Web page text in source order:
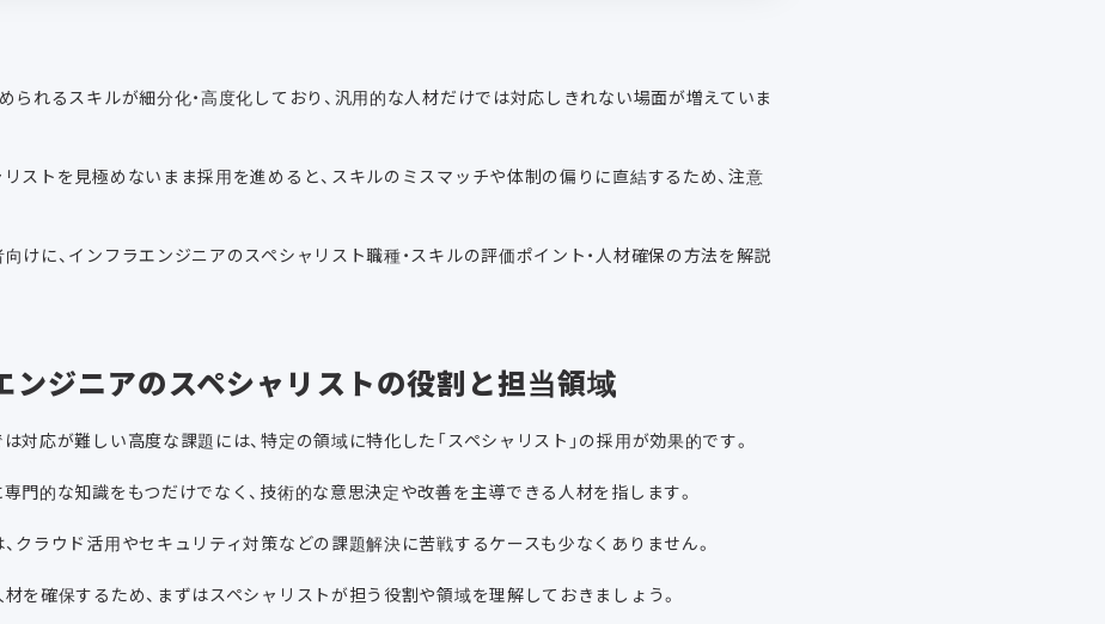
られるスキルが細分化・高度化しており、汎用的な人材だけでは対応しきれない場面が増えていま
ストを見極めないまま採用を進めると、スキルのミスマッチや体制の偏りに直結するため、注意
けに、インフラエンジニアのスペシャリスト職種・スキルの評価ポイント・人材確保の方法を解説
ンジニアのスペシャリストの役割と担当領域
対応が難しい高度な課題には、特定の領域に特化した「スペシャリスト」の採用が効果的です。
門的な知識をもつだけでなく、技術的な意思決定や改善を主導できる人材を指します。
クラウド活用やセキュリティ対策などの課題解決に苦戦するケースも少なくありません。
を確保するため、まずはスペシャリストが担う役割や領域を理解しておきましょう。